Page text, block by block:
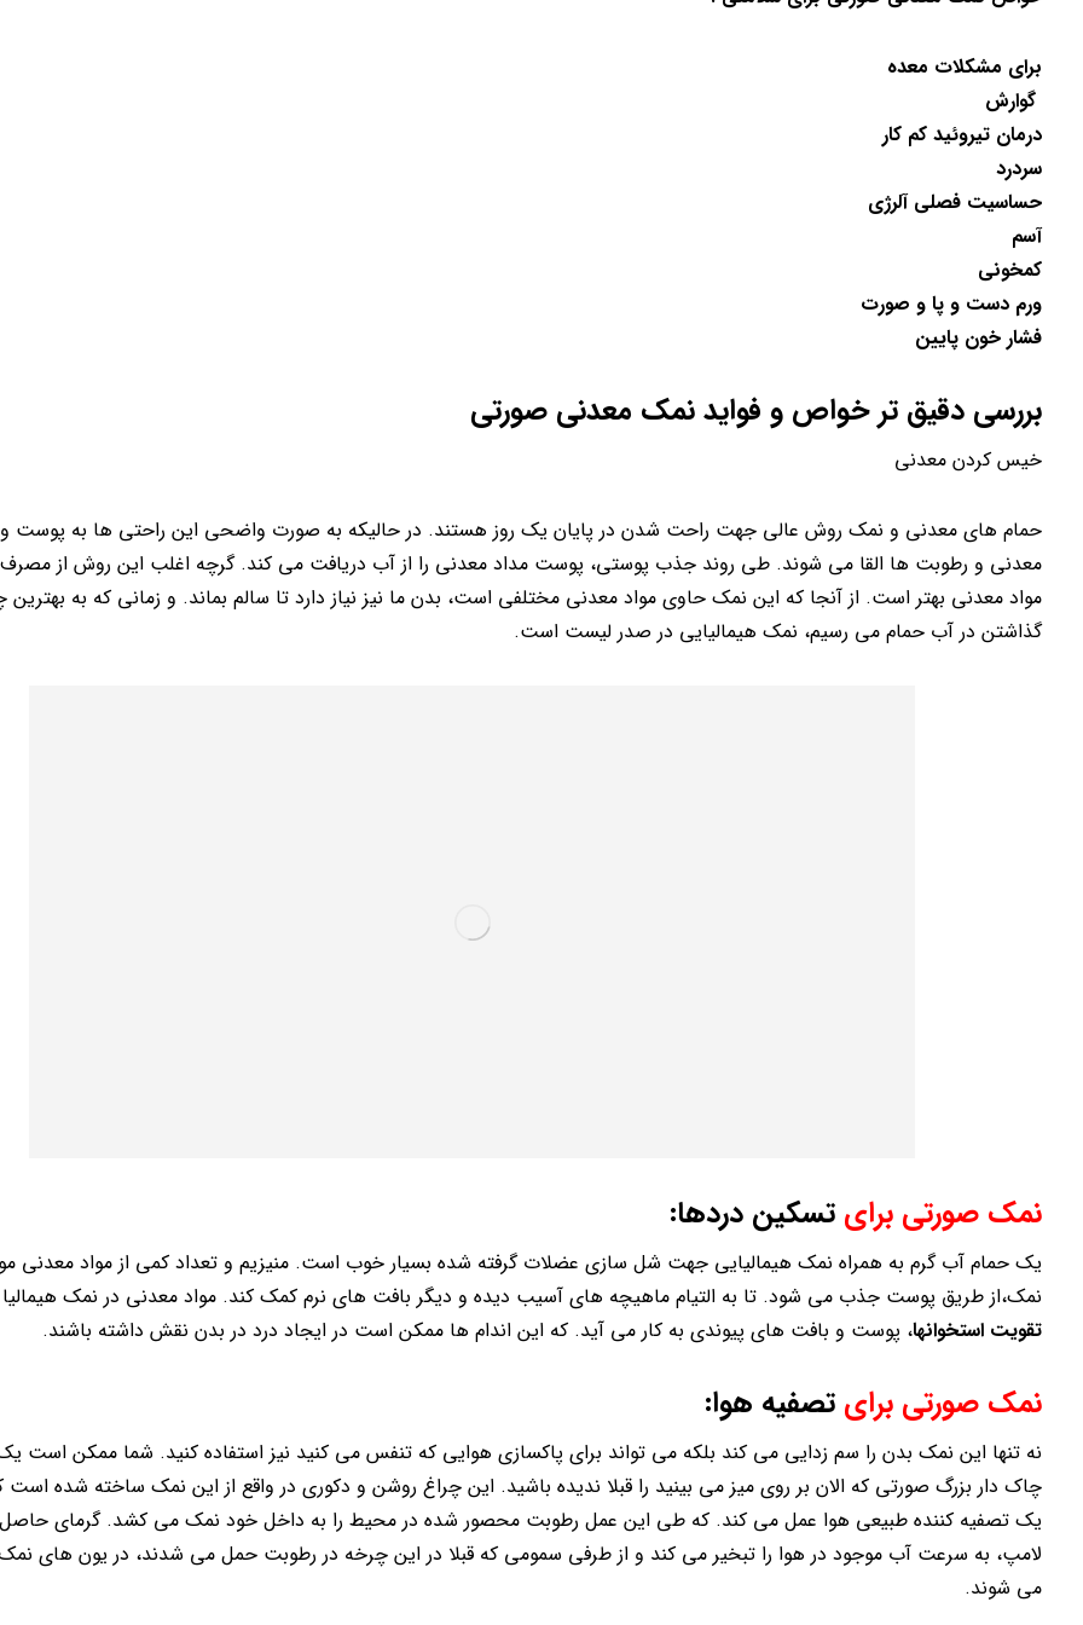
برای مشکلات معده
گوارش
درمان تیروئید کم کار
سردرد
حساسیت فصلی آلرژی
آسم
کمخونی
ورم دست و پا و صورت
فشار خون پایین
بررسی دقیق تر خواص و فواید نمک معدنی صورتی
خیس کردن معدنی
حمام های معدنی و نمک روش عالی جهت راحت شدن در پایان یک روز هستند. در حالیکه به صورت واضحی این راحتی ها به پوست و
معدنی و رطوبت ها القا می شوند. طی روند جذب پوستی، پوست مداد معدنی را از آب دریافت می کند. گرچه اغلب این روش از
مواد معدنی بهتر است. از آنجا که این نمک حاوی مواد معدنی مختلفی است، بدن ما نیز نیاز دارد تا سالم بماند. و زمانی که به
گذاشتن در آب حمام می رسیم، نمک هیمالیایی در صدر لیست است.
نمک صورتی برای تسکین دردها:
یک حمام آب گرم به همراه نمک هیمالیایی جهت شل سازی عضلات گرفته شده بسیار خوب است. منیزیم و تعداد کمی از مواد معدنی
نمک،از طریق پوست جذب می شود. تا به التیام ماهیچه های آسیب دیده و دیگر بافت های نرم کمک کند. مواد معدنی در نمک
تقویت استخوانها، پوست و بافت های پیوندی به کار می آید. که این اندام ها ممکن است در ایجاد درد در بدن نقش داشته باشند.
نمک صورتی برای تصفیه هوا:
نه تنها این نمک بدن را سم زدایی می کند بلکه می تواند برای پاکسازی هوایی که تنفس می کنید نیز استفاده کنید. شما ممکن است
چاک دار بزرگ صورتی که الان بر روی میز می بینید را قبلا ندیده باشید. این چراغ روشن و دکوری در واقع از این نمک ساخته شده است
یک تصفیه کننده طبیعی هوا عمل می کند. که طی این عمل رطوبت محصور شده در محیط را به داخل خود نمک می کشد. گرمای حاصل
لامپ، به سرعت آب موجود در هوا را تبخیر می کند و از طرفی سمومی که قبلا در این چرخه در رطوبت حمل می شدند، در یون های
می شوند.